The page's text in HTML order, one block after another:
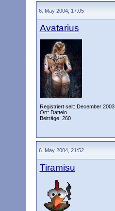
6. May 2004, 17:05
Avatarius
Registriert seit: December 2003
Ort: Datteln
Beiträge: 260
6. May 2004, 21:52
Tiramisu